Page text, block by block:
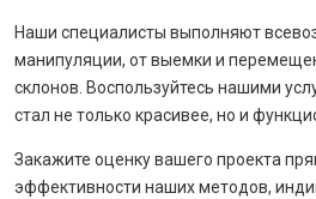
Наши специалисты выполняют
манипуляции, от выемки и
склонов. Воспользуйтесь нашими
стал не только красивее, но и
Закажите оценку вашего проекта
эффективности наших методов,